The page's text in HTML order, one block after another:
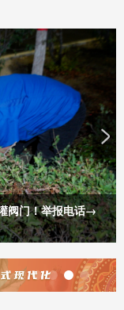
阀门！举报电话→